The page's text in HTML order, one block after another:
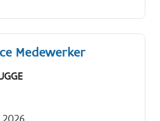
bij verhuizingen van bureaus,
en beheer van
van wissel- en
Medewerker